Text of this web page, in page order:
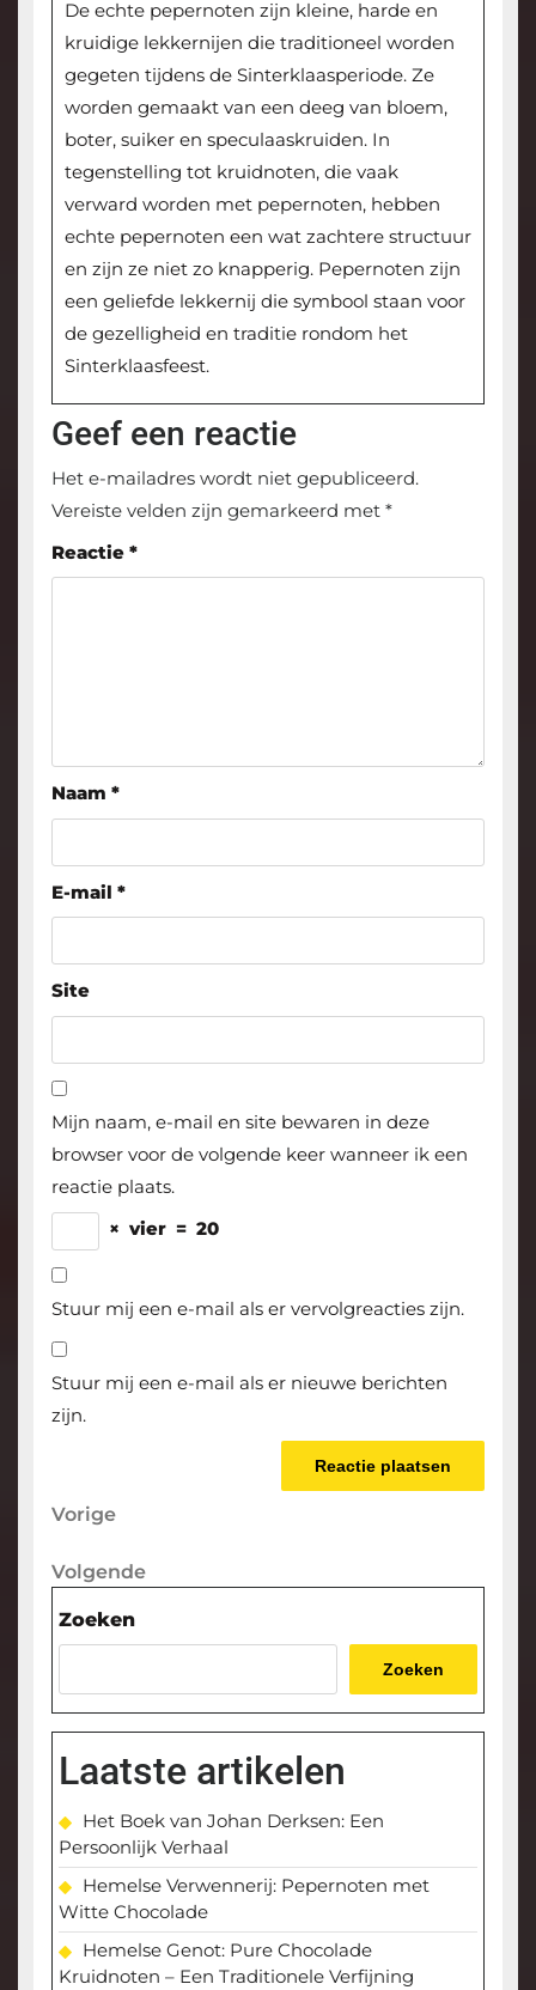
De echte pepernoten zijn kleine, harde en
kruidige lekkernijen die traditioneel worden
gegeten tijdens de Sinterklaasperiode. Ze
worden gemaakt van een deeg van bloem,
boter, suiker en speculaaskruiden. In
tegenstelling tot kruidnoten, die vaak
verward worden met pepernoten, hebben
echte pepernoten een wat zachtere structuur
en zijn ze niet zo knapperig. Pepernoten zijn
een geliefde lekkernij die symbool staan voor
de gezelligheid en traditie rondom het
Sinterklaasfeest.
Geef een reactie
Het e-mailadres wordt niet gepubliceerd.
Vereiste velden zijn gemarkeerd met *
Reactie *
Naam *
E-mail *
Site
Mijn naam, e-mail en site bewaren in deze
browser voor de volgende keer wanneer ik een
reactie plaats.
× vier = 20
Stuur mij een e-mail als er vervolgreacties zijn.
Stuur mij een e-mail als er nieuwe berichten
zijn.
Berichtnavigatie
Vorige
Vorige
Volgende
Volgende
Zoeken
Zoeken
Laatste artikelen
Het Boek van Johan Derksen: Een
Persoonlijk Verhaal
Hemelse Verwennerij: Pepernoten met
Witte Chocolade
Hemelse Genot: Pure Chocolade
Kruidnoten – Een Traditionele Verfijning